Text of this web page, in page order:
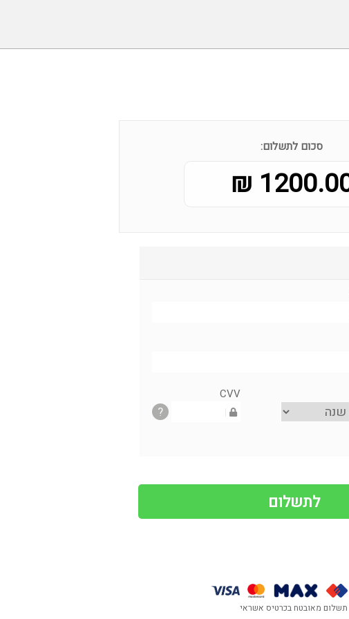
סכום לתשלום:
1200.00
CVV
?
תשלום מאובטח בכרטיס אשראי